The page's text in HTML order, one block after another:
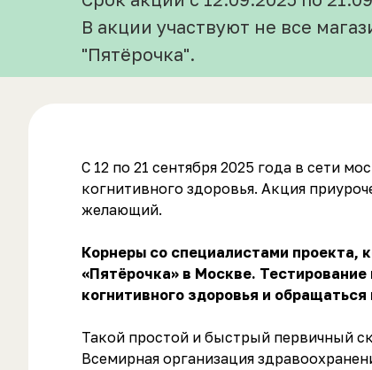
В акции участвуют не все
"Пятёрочка".
С 12 по 21 сентября 2025 года в сети
когнитивного здоровья. Акция
желающий.
Корнеры со специалистами проекта,
«Пятёрочка» в Москве.
когнитивного здоровья и
Такой простой и быстрый первичный
Всемирная организация